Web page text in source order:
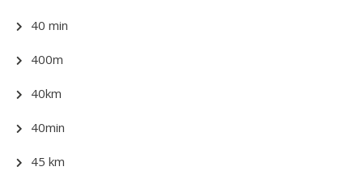
40 min
400m
40km
40min
45 km